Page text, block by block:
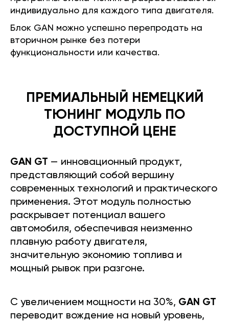
индивидуально для каждого типа двигателя.
Блок GAN можно успешно перепродать на
вторичном рынке без потери
функциональности или качества.
ПРЕМИАЛЬНЫЙ НЕМЕЦКИЙ
ТЮНИНГ МОДУЛЬ ПО
ДОСТУПНОЙ ЦЕНЕ
GAN GT — инновационный продукт,
представляющий собой вершину
современных технологий и практического
применения. Этот модуль полностью
раскрывает потенциал вашего
автомобиля, обеспечивая неизменно
плавную работу двигателя,
значительную экономию топлива и
мощный рывок при разгоне.
С увеличением мощности на 30%, GAN GT
переводит вождение на новый уровень,